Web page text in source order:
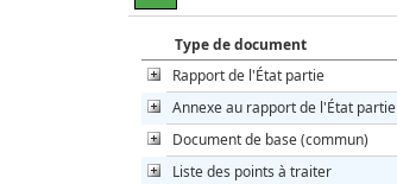
Type de document
Rapport de l'État partie
Annexe au rapport de l'État partie
Document de base (commun)
Liste des points à traiter